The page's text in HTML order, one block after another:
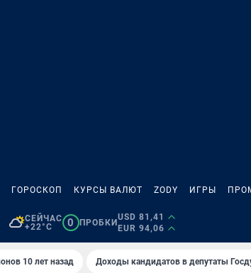
ГОРОСКОП КУРСЫ ВАЛЮТ ZODY ИГРЫ
СЕЙЧАС
+22°C
0 ПРОБКИ
USD 81,41
EUR 94,06
10 лет назад Доходы кандидатов в депутаты